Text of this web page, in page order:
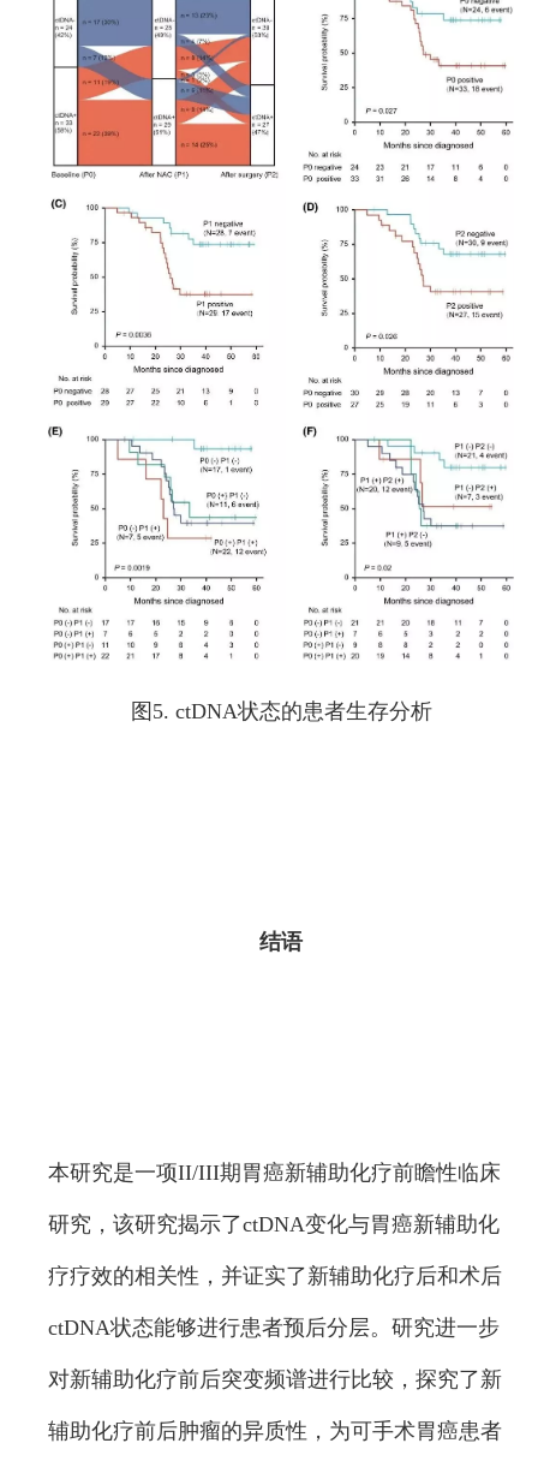
图5. ctDNA状态的患者生存分析
结语
本研究是一项II/III期胃癌新辅助化疗前瞻性临床
研究，该研究揭示了ctDNA变化与胃癌新辅助化
疗疗效的相关性，并证实了新辅助化疗后和术后
ctDNA状态能够进行患者预后分层。研究进一步
对新辅助化疗前后突变频谱进行比较，探究了新
辅助化疗前后肿瘤的异质性，为可手术胃癌患者